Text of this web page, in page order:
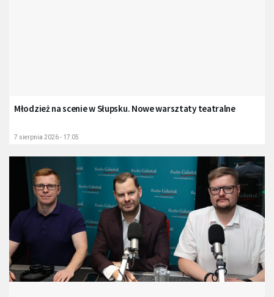
Młodzież na scenie w Słupsku. Nowe warsztaty teatralne
7 sierpnia 2026 - 17:05